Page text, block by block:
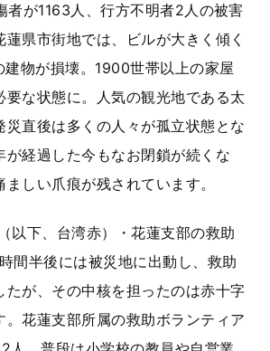
者が1163人、行方不明者2人の被害
蓮県市街地では、ビルが大きく傾く
物が損壊。1900世帯以上の家屋
要な状態に。人気の観光地である太
災直後は多くの人々が孤立状態とな
が経過した今もなお閉鎖が続くな
しい爪痕が残されています。
以下、台湾赤）・花蓮支部の救助
間半後には被災地に出動し、救助
たが、その中核を担ったのは赤十字
。花蓮支部所属の救助ボランティア